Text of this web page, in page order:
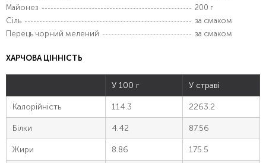
Майонез
200 г
Сіль
за смаком
Перець чорний мелений
за смаком
ХАРЧОВА ЦІННІСТЬ
У 100 г У страві
Калорійність 114.3 2263.2
Білки 4.42 87.56
Жири 8.86 175.5